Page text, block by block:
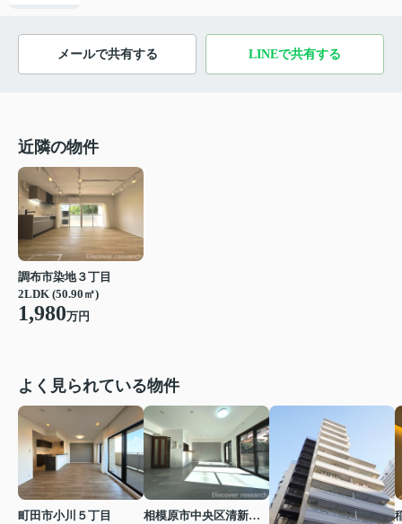
メールで共有する LINEで共有する
近隣の物件
調布市染地３丁目
2LDK (50.90㎡)
1,980万円
よく見られている物件
町田市小川５丁目
相模原市中央区清新２丁目